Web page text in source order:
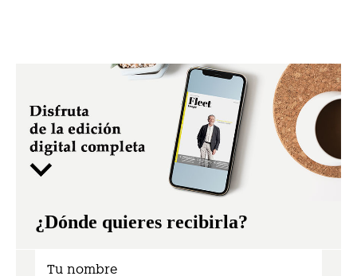
¿Dónde quieres recibirla?